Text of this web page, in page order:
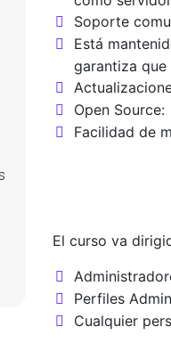
Soporte
Está
garantiza
Open Source:
Facilidad de
El curso va
Perfiles
Cualquier